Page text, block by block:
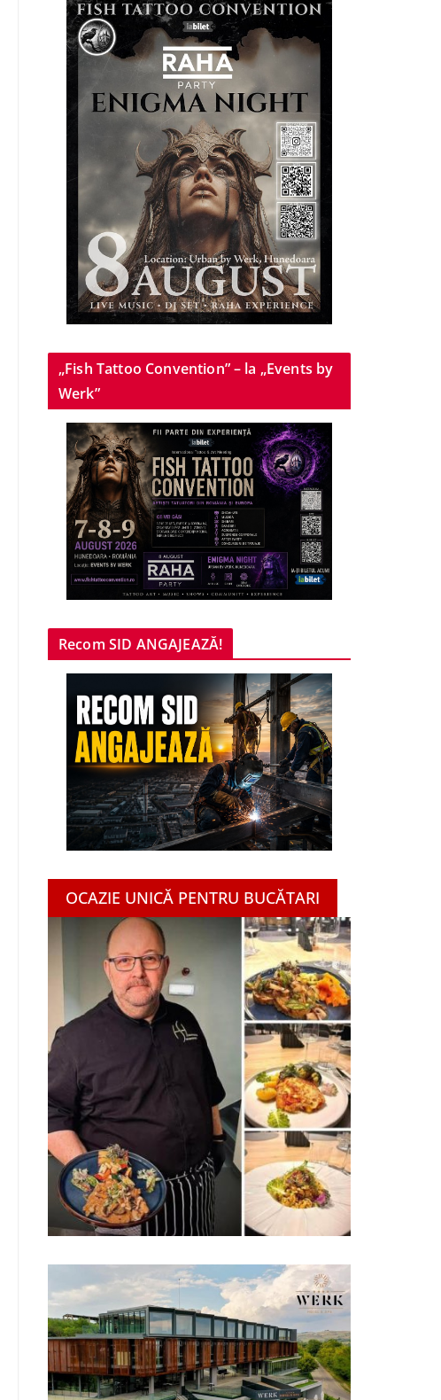
„Fish Tattoo Convention” – la „Events by
Werk”
Recom SID ANGAJEAZĂ!
OCAZIE UNICĂ PENTRU BUCĂTARI